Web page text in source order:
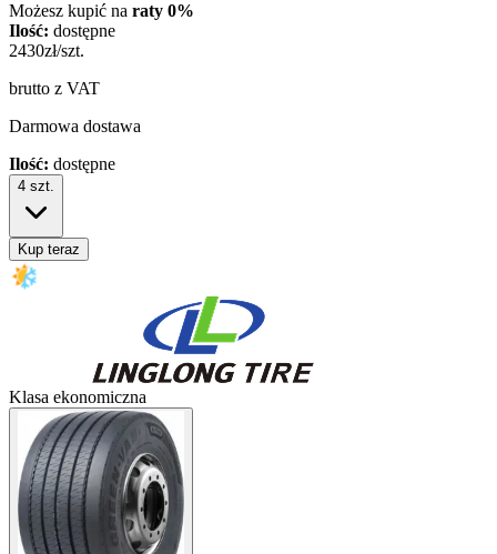
Możesz kupić na raty 0%
Ilość: dostępne
2430zł/szt.
brutto z VAT
Darmowa dostawa
Ilość: dostępne
4 szt.
Kup teraz
Klasa ekonomiczna